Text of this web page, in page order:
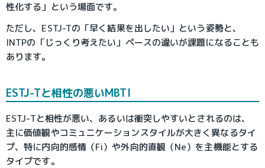
性化する」という場面です。
ただし、ESTJ-Tの「早く結果を出したい」という姿勢と、
INTPの「じっくり考えたい」ペースの違いが課題になることも
あります。
ESTJ-Tと相性の悪いMBTI
ESTJ-Tと相性が悪い、あるいは衝突しやすいとされるのは、
主に価値観やコミュニケーションスタイルが大きく異なるタイ
プ、特に内向的感情（Fi）や外向的直観（Ne）を主機能とする
タイプです。